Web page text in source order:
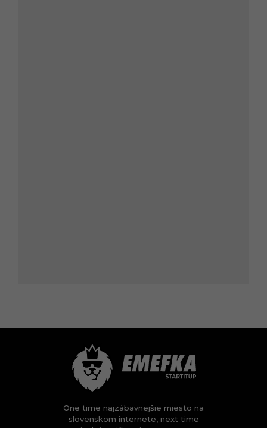
One time najzábavnejšie miesto na
slovenskom internete, next time